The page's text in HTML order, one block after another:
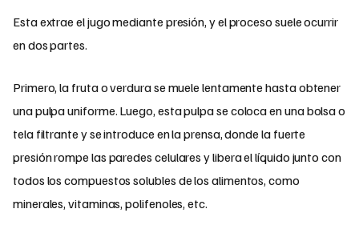
Esta extrae el jugo mediante presión, y el proceso suele ocurrir
en dos partes.
Primero, la fruta o verdura se muele lentamente hasta obtener
una pulpa uniforme. Luego, esta pulpa se coloca en una bolsa o
tela filtrante y se introduce en la prensa, donde la fuerte
presión rompe las paredes celulares y libera el líquido junto con
todos los compuestos solubles de los alimentos, como
minerales, vitaminas, polifenoles, etc.